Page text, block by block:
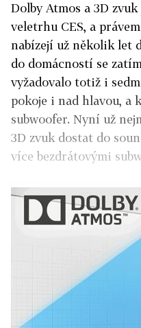
Dolby Atmos a 3D
veletrhu CES, a
nabízejí už několik let
do domácností se
vyžadovalo totiž i
pokoje i nad hlavou, a
subwoofer. Nyní už
3D zvuk dostat do
více bezdrátovými